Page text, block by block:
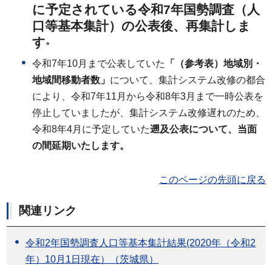
に予定されている令和7年国勢調査（人
口等基本集計）の公表後、再集計しま
す。
令和7年10月まで公表していた
「（参考表）地域別・
地域間移動者数」 について、集計システム改修の都合
により、令和7年11月から令和8年3月まで一時公表を
停止していましたが、集計システム改修遅れのため、
令和8年4月に予定していた遡及公表について、当面
の間延期いたします。
このページの先頭に戻る
関連リンク
令和2年国勢調査人口等基本集計結果(2020年（令和2
年）10月1日現在）（茨城県）